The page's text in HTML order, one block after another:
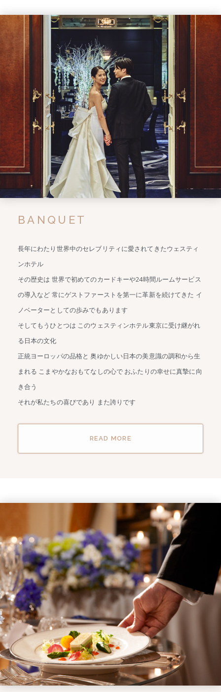
BANQUET
長年にわたり世界中のセレブリティに愛されてきたウェスティ
ンホテル
その歴史は 世界で初めてのカードキーや24時間ルームサービス
の導入など 常にゲストファーストを第一に革新を続けてきた イ
ノベーターとしての歩みでもあります
そしてもうひとつは このウェスティンホテル東京に受け継がれ
る日本の文化
正統ヨーロッパの品格と 奥ゆかしい日本の美意識の調和から生
まれる こまやかなおもてなしの心で おふたりの幸せに真摯に向
き合う
それが私たちの喜びであり また誇りです
READ MORE